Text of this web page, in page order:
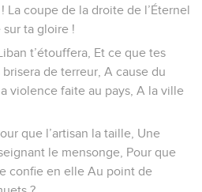
La coupe de la droite de l’Éternel
ta gloire !
t’étouffera, Et ce que tes
de terreur, A cause du
violence faite au pays, A la ville
que l’artisan la taille, Une
le mensonge, Pour que
confie en elle Au point de